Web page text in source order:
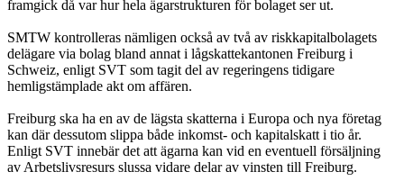
framgick då var hur hela ägarstrukturen för bolaget ser ut.
SMTW kontrolleras nämligen också av två av riskkapitalbolagets
delägare via bolag bland annat i lågskattekantonen Freiburg i
Schweiz, enligt SVT som tagit del av regeringens tidigare
hemligstämplade akt om affären.
Freiburg ska ha en av de lägsta skatterna i Europa och nya företag
kan där dessutom slippa både inkomst- och kapitalskatt i tio år.
Enligt SVT innebär det att ägarna kan vid en eventuell försäljning
av Arbetslivsresurs slussa vidare delar av vinsten till Freiburg.